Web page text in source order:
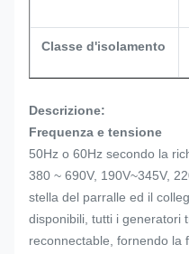
Classe d'isolamento
Descrizione:
Frequenza e tensione
50Hz o 60Hz secondo la
380 ~ 690V, 190V~345V,
stella del parralle ed il
disponibili, tutti i generatori
reconnectable, fornendo la